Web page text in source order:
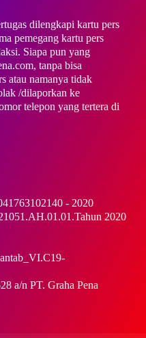
dilengkapi kartu pers
pemegang kartu pers
Siapa pun yang
tanpa bisa
atau namanya tidak
/dilaporkan ke
telepon yang tertera di
- 2020
2020
a/n PT. Graha Pena